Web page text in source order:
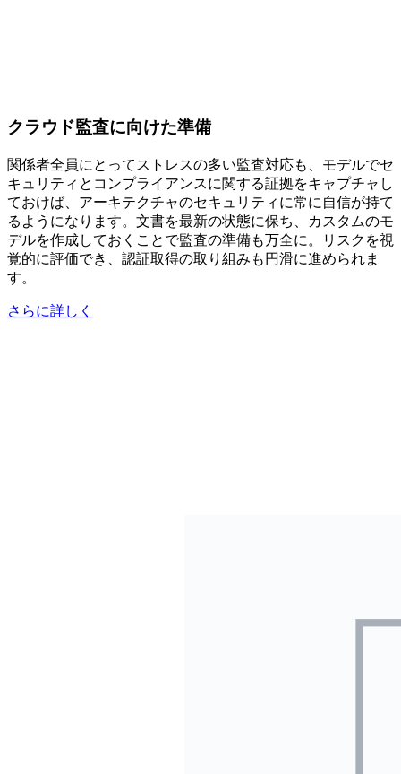
クラウド監査に向けた準備
関係者全員にとってストレスの多い監査対応も、モデルでセ
キュリティとコンプライアンスに関する証拠をキャプチャし
ておけば、アーキテクチャのセキュリティに常に自信が持て
るようになります。文書を最新の状態に保ち、カスタムのモ
デルを作成しておくことで監査の準備も万全に。リスクを視
覚的に評価でき、認証取得の取り組みも円滑に進められま
す。
さらに詳しく